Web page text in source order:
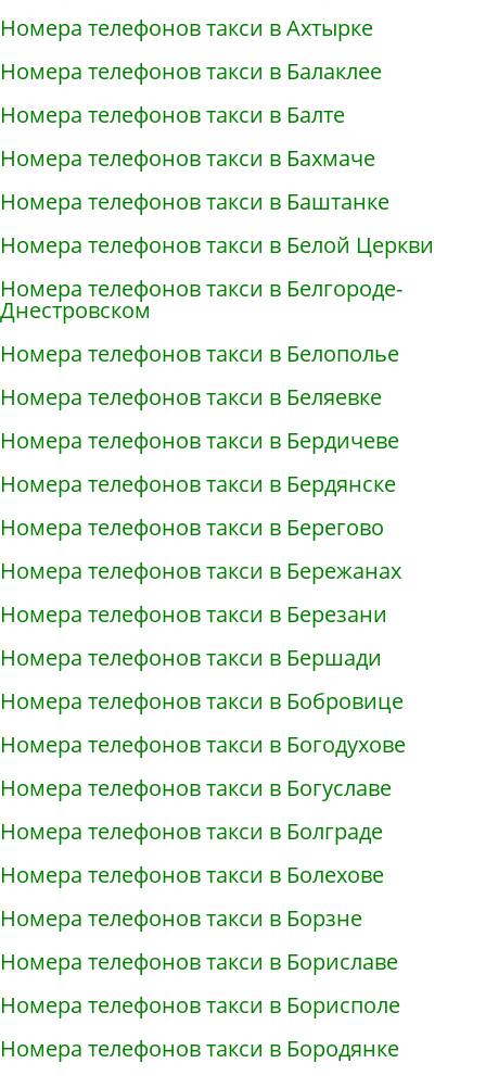
Номера телефонов такси в Ахтырке
Номера телефонов такси в Балаклее
Номера телефонов такси в Балте
Номера телефонов такси в Бахмаче
Номера телефонов такси в Баштанке
Номера телефонов такси в Белой Церкви
Номера телефонов такси в Белгороде-
Днестровском
Номера телефонов такси в Белополье
Номера телефонов такси в Беляевке
Номера телефонов такси в Бердичеве
Номера телефонов такси в Бердянске
Номера телефонов такси в Берегово
Номера телефонов такси в Бережанах
Номера телефонов такси в Березани
Номера телефонов такси в Бершади
Номера телефонов такси в Бобровице
Номера телефонов такси в Богодухове
Номера телефонов такси в Богуславе
Номера телефонов такси в Болграде
Номера телефонов такси в Болехове
Номера телефонов такси в Борзне
Номера телефонов такси в Бориславе
Номера телефонов такси в Борисполе
Номера телефонов такси в Бородянке